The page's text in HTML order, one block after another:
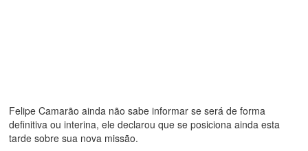
Felipe Camarão ainda não sabe informar se será de forma
definitiva ou interina, ele declarou que se posiciona ainda esta
tarde sobre sua nova missão.